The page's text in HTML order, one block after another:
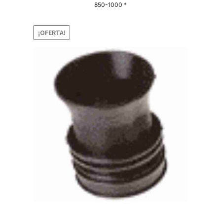
850-1000 *
¡OFERTA!